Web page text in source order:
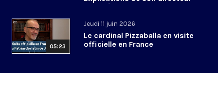
de la rédaction
05:23
Jeudi 11 juin 2026
Le cardinal Pizzaballa en visite
officielle en France